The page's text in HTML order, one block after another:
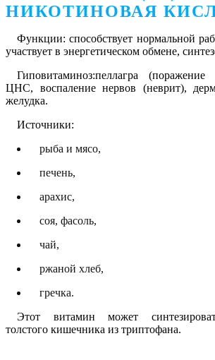
НИКОТИНОВАЯ
Функции: способствует нормальной
участвует в энергетическом обмене,
Гиповитаминоз:пеллагра
ЦНС, воспаление нервов (неврит),
желудка.
Источники:
рыба и мясо,
печень,
арахис,
соя, фасоль,
чай,
ржаной хлеб,
гречка.
Этот витамин может
толстого кишечника из триптофана.